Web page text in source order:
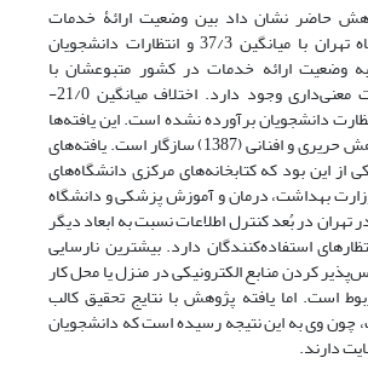
حاضر نشان داد بین وضعیت ارائۀ خدمات
کتابخانه‌های دانشگاه تهران با میانگین 37/3 و انتظارات دانشجویان
به وضعیت ارائه خدمات در کشور متبوعشان با
میانگین 59/3 تفاوت معنی‌داری وجود دارد. اختلاف میانگین 21/0-
دانشجویان برآورده نشده است. این یافته‌ها
به‌نحوی با نتایج پژوهش حریری و افنانی (1387) سازگار است. یافته‌های
از این بود که کتابخانه‌های مرکزی دانشگاه‌های
بهداشت، درمان و آموزش پزشکی و دانشگاه
تهران در بُعد کنترل اطلاعات نسبت به ابعاد دیگر
استفاده‌کنندگان دارد. بیشترین نارسایی
کردن منابع الکترونیکی در منزل یا محل کار
است. اما یافته پژوهش با نتایج تحقیق کالب
چون وی به این نتیجه رسیده است که دانشجویان
دارند.